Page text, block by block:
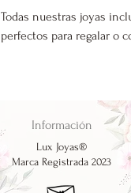
Todas nuestras joyas
perfectos para regalar o
Información
Lux Joyas®
Marca Registrada 2023